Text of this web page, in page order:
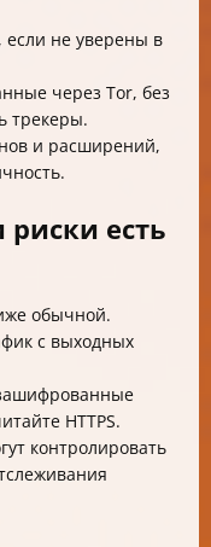
если не уверены в
через Tor, без
трекеры.
и расширений,
есть
обычной.
с выходных
HTTPS.
контролировать